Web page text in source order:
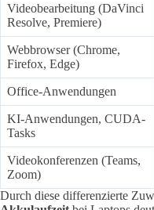
Videobearbeitung (DaVinci
Resolve, Premiere)
Webbrowser (Chrome,
Firefox, Edge)
Office-Anwendungen
KI-Anwendungen, CUDA-
Tasks
Videokonferenzen (Teams,
Zoom)
Durch diese differenzierte